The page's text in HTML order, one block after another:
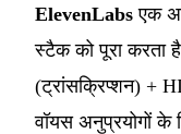
ElevenLabs एक
स्टैक को पूरा
(ट्रांसक्रिप्शन) +
वॉयस अनुप्रयोगों के